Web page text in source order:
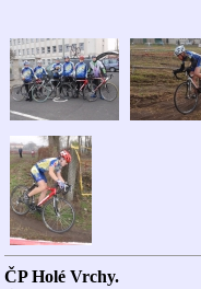
ČP Holé Vrchy.